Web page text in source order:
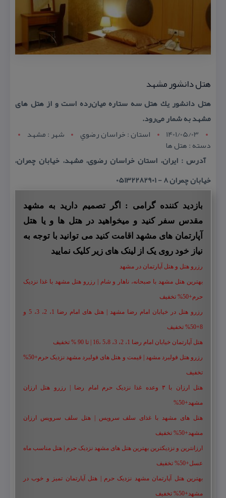
هتل دانشور مشهد
هتل دانشور یك هتل سه ستاره میان‌رده است و از هتل های
مشهد به شمار می‌رود.
1401/05/03
استان : خراسان رضوي شهر : مشهد
دسته : هتل ها
آدرس : ایران، استان خراسان رضوی، مشهد، خیابان چمران،
خیابان چمران ۸ - 05132282901
بازدید کننده گرامی : اگر تصمیم دارید به مشهد
مقدس سفر کنید و میخواهید در هتل ها و یا هتل
آپارتمان های مشهد اقامت کنید می توانید با توجه به
نیاز خود روی یک از لینک های زیر کلیک نمایید
رزرو هتل و هتل آپارتمان در مشهد
بهترین هتل مشهد با صبحانه، ناهار و شام | رزرو هتل مشهد با غذا نزدیک
حرم+50% تخفیف
رزرو هتل در خیابان امام رضا مشهد | هتل‌ های امام رضا 1، 2، 3، 5 و
8+50% تخفیف
هتل آپارتمان خیابان امام رضا 1، 2، 3، 5،8 ،16 | تا 90 % تخفیف
رزرو هتل فولبرد مشهد | قیمت و هتل های فولبرد مشهد نزدیک حرم+50%
تخفیف
هتل ارزان با ۳ وعده غذا نزدیک حرم امام رضا | رزرو هتل ارزان
مشهد+50%
هتل های مشهد با غذای سلف سرویس | هتل سلف سرویس ارزان
مشهد+50% تخفیف
ارزانترین و نزدیکترین بهترین هتل های مشهد نزدیک حرم | هتل مناسب ماه
عسل+50% تخفیف
بهترین هتل آپارتمان مشهد نزدیک حرم | هتل آپارتمان تمیز و خوب در
مشهد+50% تخفیف